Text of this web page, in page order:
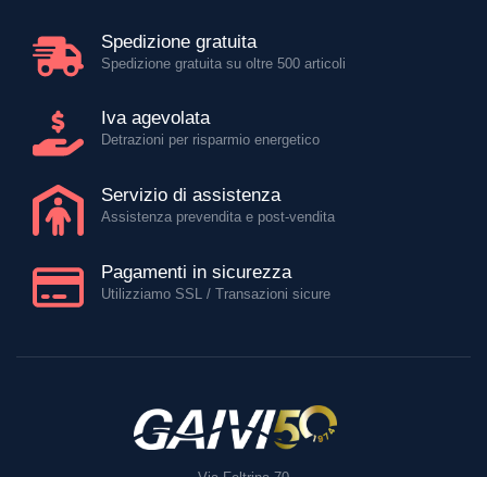
Spedizione gratuita
Spedizione gratuita su oltre 500 articoli
Iva agevolata
Detrazioni per risparmio energetico
Servizio di assistenza
Assistenza prevendita e post-vendita
Pagamenti in sicurezza
Utilizziamo SSL / Transazioni sicure